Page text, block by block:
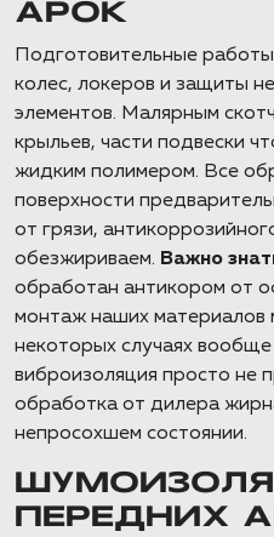
АРОК
Подготовительные
колес, локеров и защиты
элементов. Малярным
крыльев, части подвески
жидким полимером. Все
поверхности
от грязи,
обезжириваем. Важно
обработан антикором от
монтаж наших материалов
некоторых случаях
виброизоляция просто не
обработка от дилера
непросохшем состоянии.
ПЕРЕДНИХ